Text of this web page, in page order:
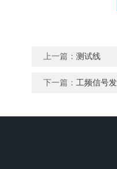
上一篇： 测试线
下一篇： 工频信号